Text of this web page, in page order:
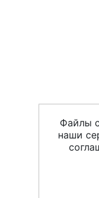
Файлы
наши